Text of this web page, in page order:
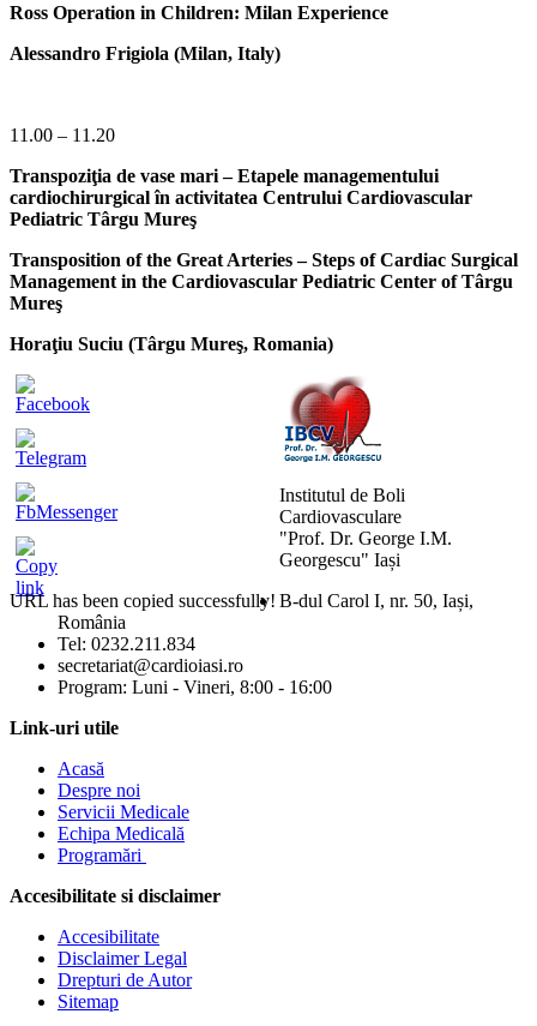
Ross Operation in Children: Milan Experience
Alessandro Frigiola (Milan, Italy)
11.00 – 11.20
Transpoziţia de vase mari – Etapele managementului
cardiochirurgical în activitatea Centrului Cardiovascular
Pediatric Târgu Mureş
Transposition of the Great Arteries – Steps of Cardiac Surgical
Management in the Cardiovascular Pediatric Center of Târgu
Mureş
Horaţiu Suciu (Târgu Mureş, Romania)
URL has been copied successfully!
Institutul de Boli
Cardiovasculare
"Prof. Dr. George I.M.
Georgescu" Iași
B-dul Carol I, nr. 50, Iași,
România
Tel: 0232.211.834
secretariat@cardioiasi.ro
Program: Luni - Vineri, 8:00 - 16:00
Link-uri utile
Acasă
Despre noi
Servicii Medicale
Echipa Medicală
Programări
Accesibilitate si disclaimer
Accesibilitate
Disclaimer Legal
Drepturi de Autor
Sitemap